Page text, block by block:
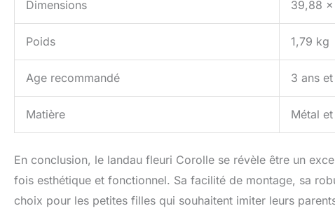
Dimensions 39,88
Poids 1,79 kg
Age recommandé 3 ans
Matière Métal
En conclusion, le landau fleuri Corolle se révèle être un
fois esthétique et fonctionnel. Sa facilité de montage, sa
choix pour les petites filles qui souhaitent imiter leurs